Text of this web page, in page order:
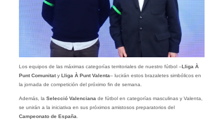
Los equipos de las máximas categorías territoriales de nuestro fútbol –Lliga À
Punt Comunitaty Lliga À Punt Valenta– lucirán estos brazaletes simbólicos en
la jornada de competición del próximo fin de semana.
Además, la Selecció Valenciana de fútbol en categorías masculinas y Valenta,
se unirán a la iniciativa en sus próximos amistosos preparatorios del
Campeonato de España